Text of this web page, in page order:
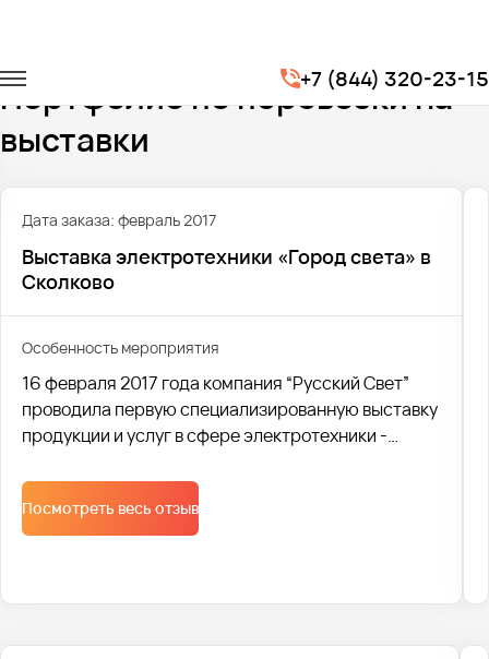
+7 (844) 320-23-15
Транспорт на выставки
Портфолио по перевозки на
выставки
Дата заказа: февраль 2017
Выставка электротехники «Город света» в
Сколково
Особенность мероприятия
16 февраля 2017 года компания “Русский Свет”
проводила первую специализированную выставку
продукции и услуг в сфере электротехники -
Сколково. Это было крупное мероприятие
связанное с новинками и хитами продаж
электротехники для предприятий розничной и
Посмотреть весь отзыв